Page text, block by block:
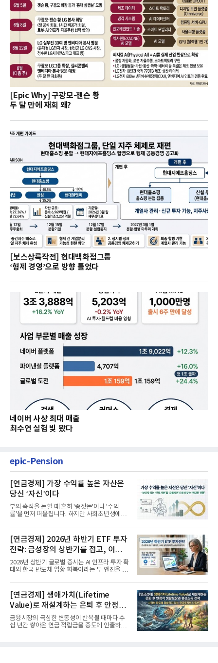
[Epic Why] 구광모-젠슨 황
두 달 만에 재회 왜?
[보스상륙작전] 현대백화점그룹
‘형제 경영’으로 방향 틀었다
네이버 사상 최대 매출
최수연 실험 빛 봤다
epic-Pension
[연금경제] 가장 수익률 높은 자산은
당신 ‘자신’이다
부의 축적을 논할 때 흔히 '종잣돈'이나 '수익
률'을 먼저 떠올립니다. 하지만 사회초년생에게
[연금경제] 2026년 하반기 ETF 투자
전략: 급성장의 상반기를 접고, 이제
'실적'이 가르는 하반기를 맞다
2026년 상반기 글로벌 증시는 AI 인프라 투자 확
대와 한국 반도체 업황 회복이라는 두 엔진을 달
[연금경제] 생애가치(Lifetime
Value)로 재설계하는 은퇴 후 안정적
생활보장과 평생소득 전략
금융시장의 극심한 변동성이 반복될 때마다 수
십 년간 쌓아온 연금 적립금을 중도에 인출하거